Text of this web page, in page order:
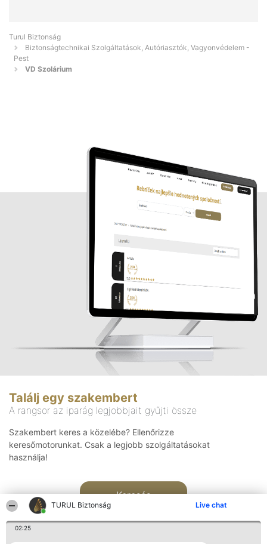
TURUL Biztonság Live chat
02:25
Turul Biztonság
Biztonságtechnikai Szolgáltatások, Autóriasztók, Vagyonvédelem -
Pest
VD Szolárium
Találj egy szakembert
A rangsor az iparág legjobbjait gyűjti össze
Szakembert keres a közelébe? Ellenőrizze
keresőmotorunkat. Csak a legjobb szolgáltatásokat
használja!
Keresés